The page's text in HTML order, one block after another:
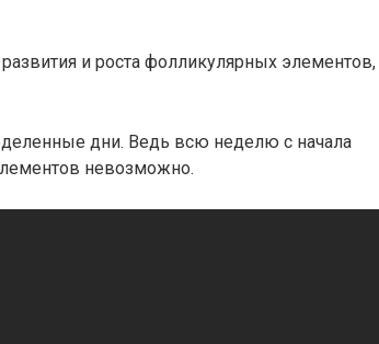
и роста фолликулярных элементов,
дни. Ведь всю неделю с начала
невозможно.